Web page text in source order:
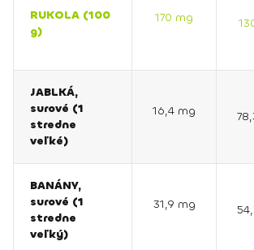
RUKOLA (100
g)
170 mg
JABLKÁ,
surové (1
stredne
veľké)
16,4 mg
BANÁNY,
surové (1
stredne
veľký)
31,9 mg